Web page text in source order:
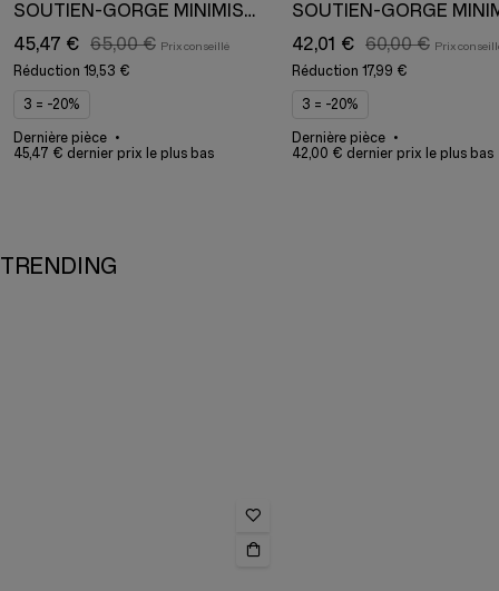
SOUTIEN-GORGE MINIMISEUR
45,47 € 65,00 €
Réduction 19,53 €
3 = -20%
Dernière pièce
45,47 € dernier prix le plus bas
42,01 € 60,00 €
Réduction 17,99 €
3 = -20%
Dernière pièce
42,00 € dernier prix le plus bas
TRENDING